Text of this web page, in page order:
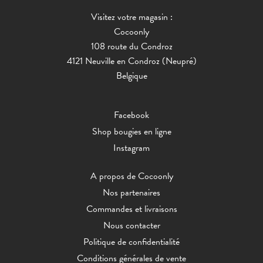
Visitez votre magasin :
Cocoonly
108 route du Condroz
4121 Neuville en Condroz (Neupré)
Belgique
Facebook
Shop bougies en ligne
Instagram
A propos de Cocoonly
Nos partenaires
Commandes et livraisons
Nous contacter
Politique de confidentialité
Conditions générales de vente